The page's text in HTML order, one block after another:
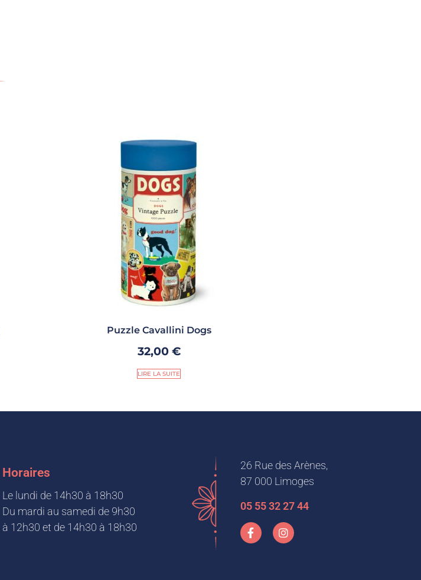
Puzzle Cavallini Dogs
32,00 €
LIRE LA SUITE
Horaires
Le lundi de 14h30 à 18h30
Du mardi au samedi de 9h30
à 12h30 et de 14h30 à 18h30
26 Rue des Arènes,
87 000 Limoges
05 55 32 27 44